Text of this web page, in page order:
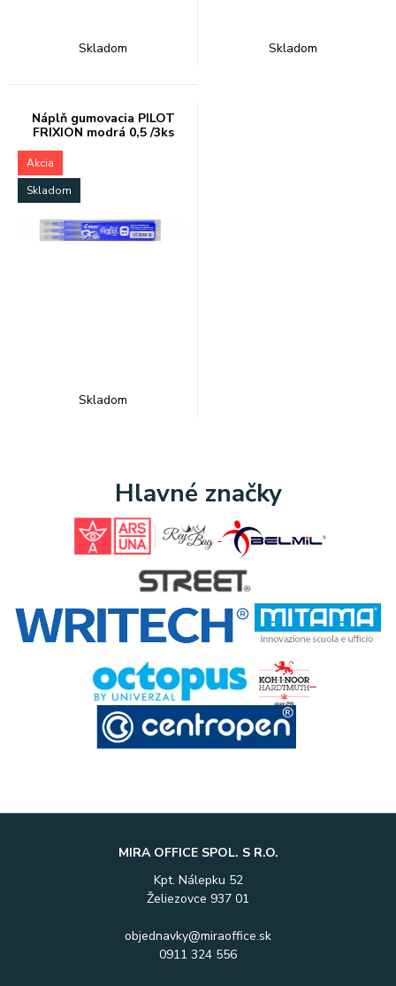
Skladom Skladom
Náplň gumovacia PILOT
FRIXION modrá 0,5 /3ks
Akcia
Skladom
Skladom
Hlavné značky
MIRA OFFICE SPOL. S R.O.
Kpt. Nálepku 52
Želiezovce 937 01
objednavky@miraoffice.sk
0911 324 556